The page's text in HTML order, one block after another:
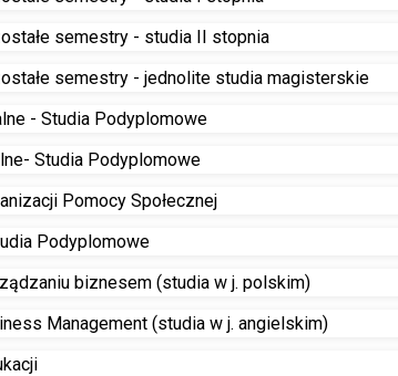
semestry - studia II stopnia
semestry - jednolite studia magisterskie
- Studia Podyplomowe
Studia Podyplomowe
Pomocy Społecznej
Podyplomowe
biznesem (studia w j. polskim)
Management (studia w j. angielskim)